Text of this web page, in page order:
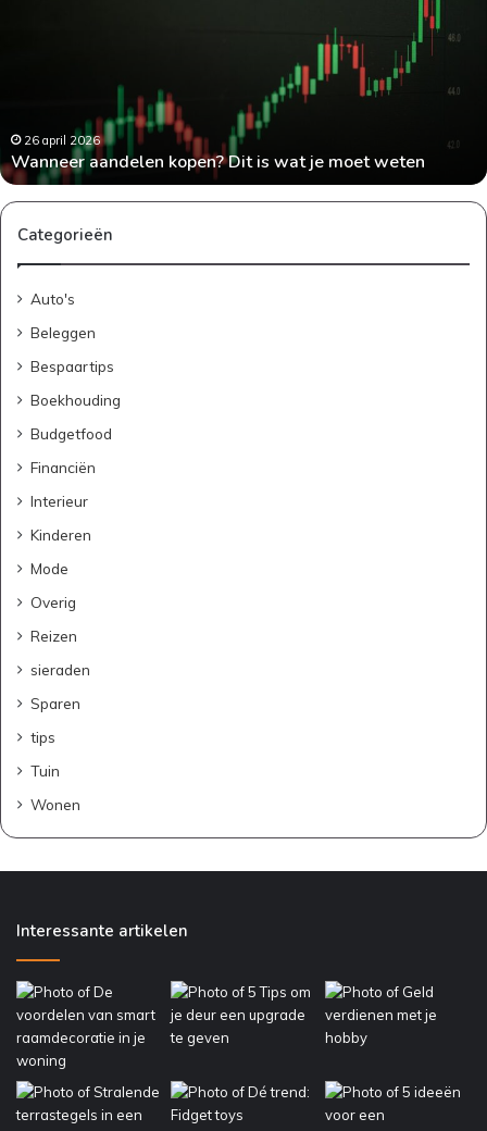
weten26 april 2026
Wanneer aandelen kopen? Dit is wat je moet weten
Categorieën
Auto's
Beleggen
Bespaartips
Boekhouding
Budgetfood
Financiën
Interieur
Kinderen
Mode
Overig
Reizen
sieraden
Sparen
tips
Tuin
Wonen
Interessante artikelen